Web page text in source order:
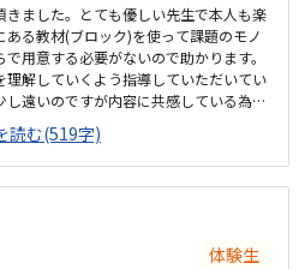
ました。とても優しい先生で本人も楽
る教材(ブロック)を使って課題のモノ
用意する必要がないので助かります。
理解していくよう指導していただいてい
遠いのですが内容に共感している為、
数台ある為、取り合いにもなりませ
で共同作業してます。子供達みんな楽
ても良いです。一般的な金額なのかと
プットできないのであれば意味はない
今後成長してくれればと期待してま
の写真と講師からの子供の様子を毎
が！？と、驚きました。親としても楽
読む(519字)
体験生